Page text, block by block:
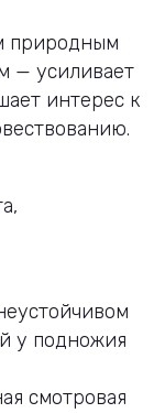
природным
— усиливает
интерес к
у подножия
смотровая